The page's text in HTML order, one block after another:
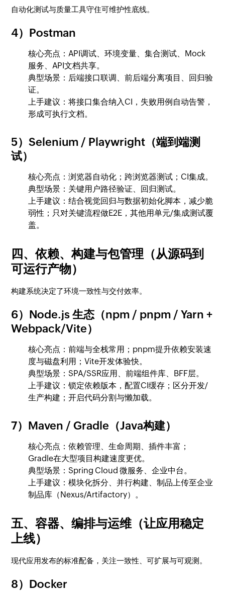
自动化测试与质量工具守住可维护性底线。
4）Postman
核心亮点：API调试、环境变量、集合测试、Mock
服务、API文档共享。
典型场景：后端接口联调、前后端分离项目、回归验
证。
上手建议：将接口集合纳入CI，失败用例自动告警，
形成可执行文档。
5）Selenium / Playwright（端到端测
试）
核心亮点：浏览器自动化；跨浏览器测试；CI集成。
典型场景：关键用户路径验证、回归测试。
上手建议：结合视觉回归与数据初始化脚本，减少脆
弱性；只对关键流程做E2E，其他用单元/集成测试覆
盖。
四、依赖、构建与包管理（从源码到
可运行产物）
构建系统决定了环境一致性与交付效率。
6）Node.js 生态（npm / pnpm / Yarn +
Webpack/Vite）
核心亮点：前端与全栈常用；pnpm提升依赖安装速
度与磁盘利用；Vite开发体验快。
典型场景：SPA/SSR应用、前端组件库、BFF层。
上手建议：锁定依赖版本，配置CI缓存；区分开发/
生产构建；开启代码分割与懒加载。
7）Maven / Gradle（Java构建）
核心亮点：依赖管理、生命周期、插件丰富；
Gradle在大型项目构建速度更优。
典型场景：Spring Cloud 微服务、企业中台。
上手建议：模块化拆分、并行构建、制品上传至企业
制品库（Nexus/Artifactory）。
五、容器、编排与运维（让应用稳定
上线）
现代应用发布的标准配备，关注一致性、可扩展与可观测。
8）Docker